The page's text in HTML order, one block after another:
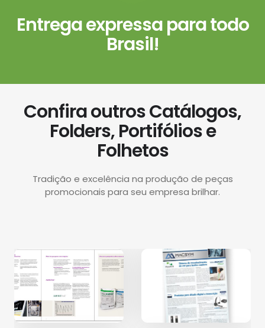
Entrega expressa para todo
Brasil!
Confira outros Catálogos,
Folders, Portifólios e
Folhetos
Tradição e excelência na produção de peças
promocionais para seu empresa brilhar.